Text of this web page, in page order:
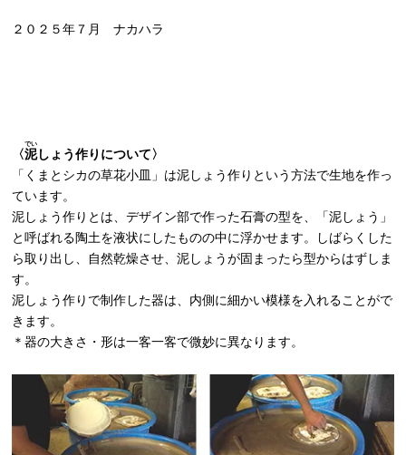
２０２５年７月 ナカハラ
〈泥
でい
しょう作りについて〉
「くまとシカの草花小皿」は泥しょう作りという方法で生地を作っ
ています。
泥しょう作りとは、デザイン部で作った石膏の型を、「泥しょう」
と呼ばれる陶土を液状にしたものの中に浮かせます。しばらくした
ら取り出し、自然乾燥させ、泥しょうが固まったら型からはずしま
す。
泥しょう作りで制作した器は、内側に細かい模様を入れることがで
きます。
＊器の大きさ・形は一客一客で微妙に異なります。